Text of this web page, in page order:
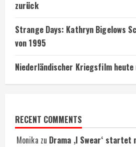
zurück
Strange Days: Kathryn Bigelows
von 1995
Niederländischer Kriegsfilm heute
RECENT COMMENTS
Monika zu Drama ‚I Swear‘